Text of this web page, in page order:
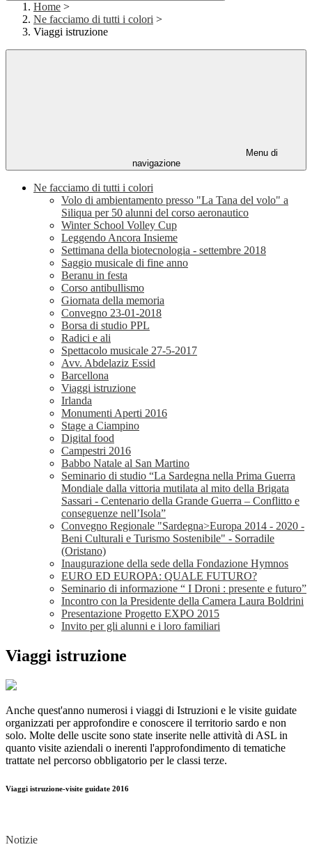
Home >
Ne facciamo di tutti i colori >
Viaggi istruzione
Menu di
navigazione
Ne facciamo di tutti i colori
Volo di ambientamento presso "La Tana del volo" a
Siliqua per 50 alunni del corso aeronautico
Winter School Volley Cup
Leggendo Ancora Insieme
Settimana della biotecnologia - settembre 2018
Saggio musicale di fine anno
Beranu in festa
Corso antibullismo
Giornata della memoria
Convegno 23-01-2018
Borsa di studio PPL
Radici e ali
Spettacolo musicale 27-5-2017
Avv. Abdelaziz Essid
Barcellona
Viaggi istruzione
Irlanda
Monumenti Aperti 2016
Stage a Ciampino
Digital food
Campestri 2016
Babbo Natale al San Martino
Seminario di studio “La Sardegna nella Prima Guerra
Mondiale dalla vittoria mutilata al mito della Brigata
Sassari - Centenario della Grande Guerra – Conflitto e
conseguenze nell’Isola”
Convegno Regionale "Sardegna>Europa 2014 - 2020 -
Beni Culturali e Turismo Sostenibile" - Sorradile
(Oristano)
Inaugurazione della sede della Fondazione Hymnos
EURO ED EUROPA: QUALE FUTURO?
Seminario di informazione “ I Droni : presente e futuro”
Incontro con la Presidente della Camera Laura Boldrini
Presentazione Progetto EXPO 2015
Invito per gli alunni e i loro familiari
Viaggi istruzione
Anche quest'anno numerosi i viaggi di Istruzioni e le visite guidate
organizzati per approfondire e conoscere il territorio sardo e non
solo. Molte delle uscite sono state inserite nelle attività di ASL in
quanto visite aziendali o inerenti l'approfondimento di tematiche
trattate nel percorso obbligatorio per le classi terze.
Viaggi istruzione-visite guidate 2016
Notizie